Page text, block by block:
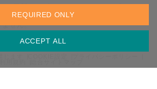
の最新アップデートにサインアップしま
バシーを尊重しており、メールを他の人と
ません。
ACCEPT ALL
REQUIRED ONLY